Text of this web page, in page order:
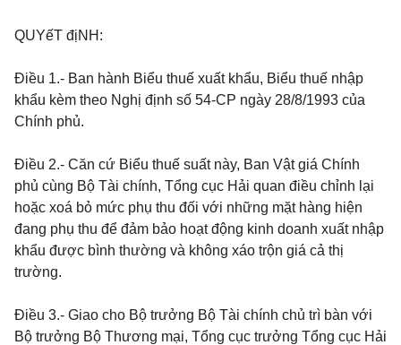
QUYếT địNH:
Điều 1.- Ban hành Biểu thuế xuất khẩu, Biểu thuế nhập
khẩu kèm theo Nghị định số 54-CP ngày 28/8/1993 của
Chính phủ.
Điều 2.- Căn cứ Biểu thuế suất này, Ban Vật giá Chính
phủ cùng Bộ Tài chính, Tổng cục Hải quan điều chỉnh lại
hoặc xoá bỏ mức phụ thu đối với những mặt hàng hiện
đang phụ thu để đảm bảo hoạt động kinh doanh xuất nhập
khẩu được bình thường và không xáo trộn giá cả thị
trường.
Điều 3.- Giao cho Bộ trưởng Bộ Tài chính chủ trì bàn với
Bộ trưởng Bộ Thương mại, Tổng cục trưởng Tổng cục Hải